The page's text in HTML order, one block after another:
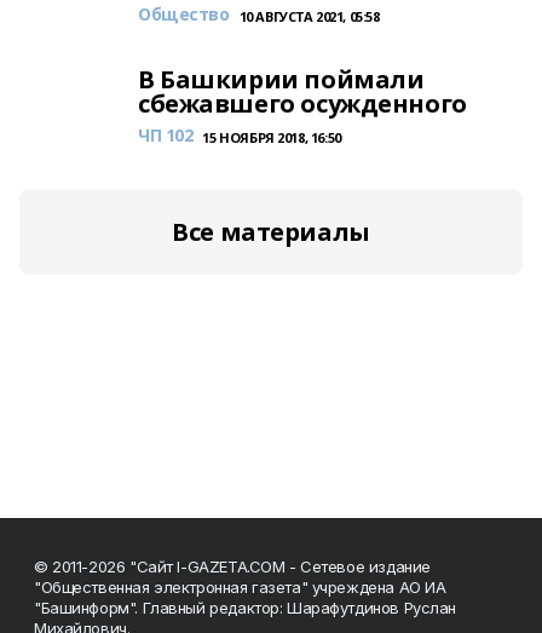
Общество 10 АВГУСТА 2021, 05:58
В Башкирии поймали
сбежавшего осужденного
ЧП 102 15 НОЯБРЯ 2018, 16:50
Все материалы
© 2011-2026 "Сайт I-GAZETA.COM - Сетевое издание
"Общественная электронная газета" учреждена АО ИА
"Башинформ". Главный редактор: Шарафутдинов Руслан
Михайлович.